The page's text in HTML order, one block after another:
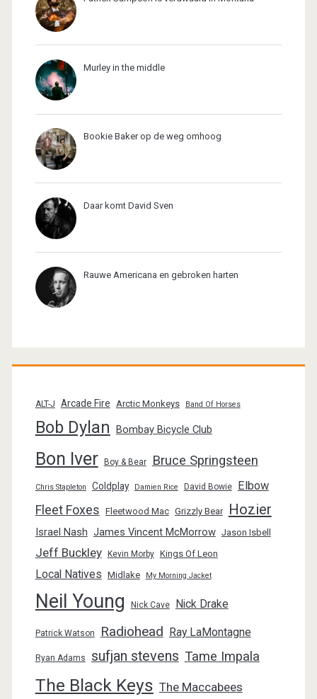
Murley in the middle
Bookie Baker op de weg omhoog
Daar komt David Sven
Rauwe Americana en gebroken harten
ALT-J Arcade Fire Arctic Monkeys Band Of Horses
Bob Dylan Bombay Bicycle Club
Bon Iver Boy & Bear Bruce Springsteen
Chris Stapleton Coldplay Damien Rice David Bowie Elbow
Fleet Foxes Fleetwood Mac Grizzly Bear Hozier
Israel Nash James Vincent McMorrow Jason Isbell
Jeff Buckley Kevin Morby Kings Of Leon
Local Natives Midlake My Morning Jacket
Neil Young Nick Cave Nick Drake
Patrick Watson Radiohead Ray LaMontagne
Ryan Adams sufjan stevens Tame Impala
The Black Keys The Maccabees